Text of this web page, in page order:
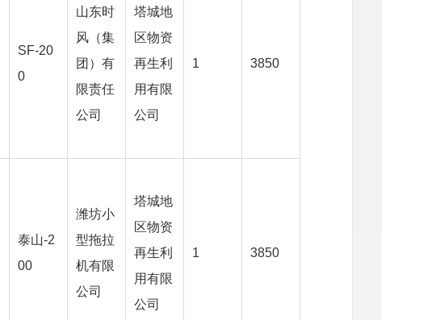
SF-20
0
山东时
风（集
团）有
限责任
公司
塔城地
区物资
再生利
用有限
公司
1 3850
泰山-2
00
潍坊小
型拖拉
机有限
公司
塔城地
区物资
再生利
用有限
公司
1 3850